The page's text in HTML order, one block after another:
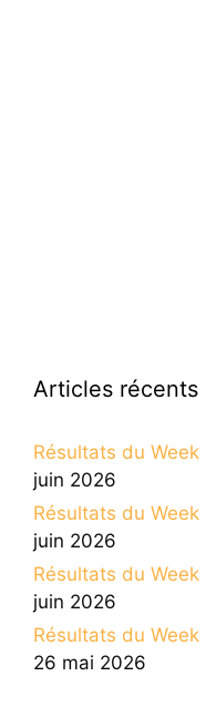
Articles récents
Résultats du
juin 2026
Résultats du
juin 2026
Résultats du
juin 2026
Résultats du
26 mai 2026